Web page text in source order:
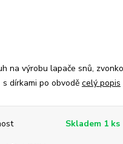
na výrobu lapače snů,
dírkami po obvodě celý popis
Skladem 1 ks